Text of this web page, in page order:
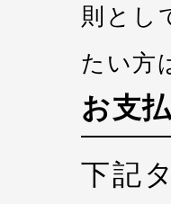
則とし
たい方
お支
下記